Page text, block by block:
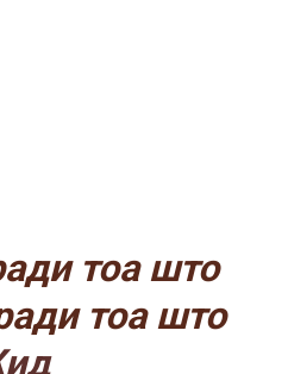
тоа што
тоа што